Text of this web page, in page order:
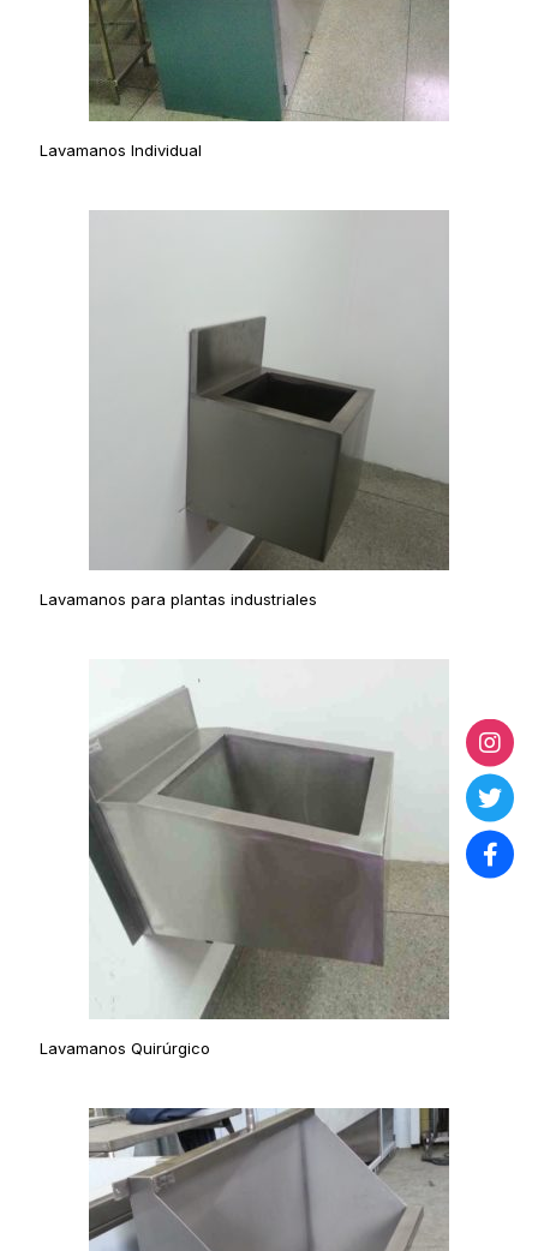
Lavamanos Individual
Lavamanos para plantas industriales
Lavamanos Quirúrgico